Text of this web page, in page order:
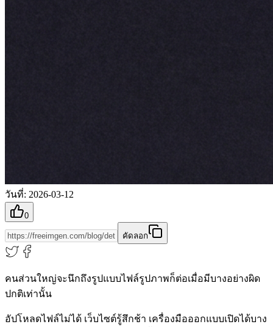
วันที่: 2026-03-12
0
คัดลอก
คนส่วนใหญ่จะนึกถึงรูปแบบไฟล์รูปภาพก็ต่อเมื่อมีบางอย่างผิด
ปกติเท่านั้น
อัปโหลดไฟล์ไม่ได้ เว็บไซต์รู้สึกช้า เครื่องมือออกแบบเปิดได้บาง